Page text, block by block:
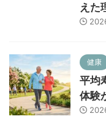
えた
健康
平均
体験